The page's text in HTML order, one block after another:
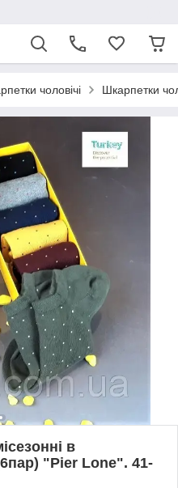
чоловічі Шкарпетки
в
"Pier Lone". 41-